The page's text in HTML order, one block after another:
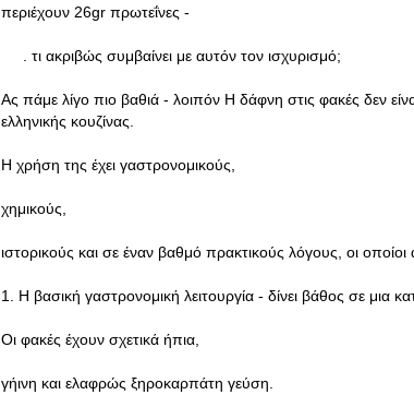
περιέχουν 26gr πρωτεΐνες -
. τι ακριβώς συμβαίνει με αυτόν τον ισχυρισμό;
Ας πάμε λίγο πιο βαθιά - λοιπόν Η δάφνη στις φακές δεν
ελληνικής κουζίνας.
Η χρήση της έχει γαστρονομικούς,
χημικούς,
ιστορικούς και σε έναν βαθμό πρακτικούς λόγους, οι
1. Η βασική γαστρονομική λειτουργία - δίνει βάθος σε μια
Οι φακές έχουν σχετικά ήπια,
γήινη και ελαφρώς ξηροκαρπάτη γεύση.